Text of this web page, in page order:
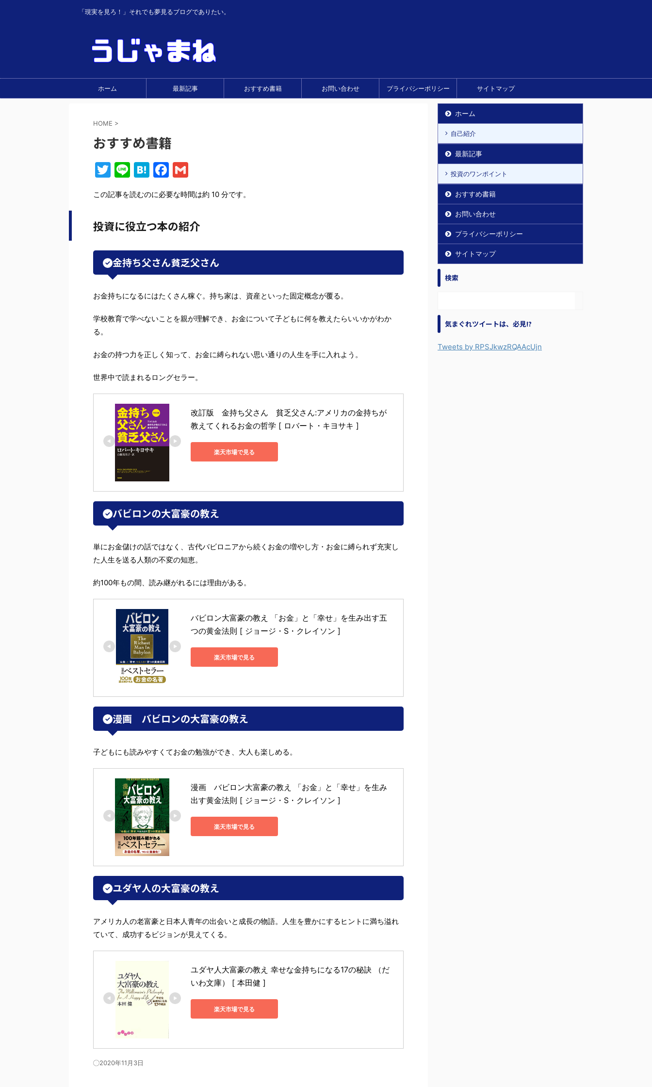
「現実を見ろ！」それでも夢見るブログでありたい。
ホーム 最新記事 おすすめ書籍 お問い合わせ プライバシーポリシー サイトマップ
HOME >
おすすめ書籍
T
itt
Li
e
H
e
a
F
c
b
o
o
k
ai
この記事を読むのに必要な時間は約 10 分です。
投資に役立つ本の紹介
金持ち父さん貧乏父さん
お金持ちになるにはたくさん稼ぐ。持ち家は、資産といった固定概念が覆る。
学校教育で学べないことを親が理解でき、お金について子どもに何を教えたらいいかがわか
る。
お金の持つ力を正しく知って、お金に縛られない思い通りの人生を手に入れよう。
世界中で読まれるロングセラー。
改訂版　金持ち父さん　貧乏父さん:アメリカの金持ちが
教えてくれるお金の哲学 [ ロバート・キヨサキ ]
楽天市場で見る
バビロンの大富豪の教え
単にお金儲けの話ではなく、古代バビロニアから続くお金の増やし方・お金に縛られず充実し
た人生を送る人類の不変の知恵。
約100年もの間、読み継がれるには理由がある。
バビロン大富豪の教え 「お金」と「幸せ」を生み出す五
つの黄金法則 [ ジョージ・S・クレイソン ]
楽天市場で見る
漫画 バビロンの大富豪の教え
子どもにも読みやすくてお金の勉強ができ、大人も楽しめる。
漫画　バビロン大富豪の教え 「お金」と「幸せ」を生み
出す黄金法則 [ ジョージ・S・クレイソン ]
楽天市場で見る
ユダヤ人の大富豪の教え
アメリカ人の老富豪と日本人青年の出会いと成長の物語。人生を豊かにするヒントに満ち溢れ
ていて、成功するビジョンが見えてくる。
ユダヤ人大富豪の教え 幸せな金持ちになる17の秘訣 （だ
いわ文庫） [ 本田健 ]
楽天市場で見る
2020年11月3日
ホーム
自己紹介
最新記事
投資のワンポイント
おすすめ書籍
お問い合わせ
プライバシーポリシー
サイトマップ
検索
気まぐれツイートは、必見!?
Tweets by RPSJkwzRQAAcUjn